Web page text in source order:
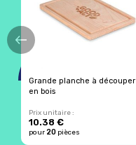
Grande planche à découper
en bois
Prix unitaire :
10.38 €
pour20 pièces